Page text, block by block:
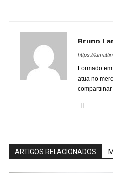
Bruno
https://
Formado
atua no
compartilhar
ARTIGOS RELACIONADOS